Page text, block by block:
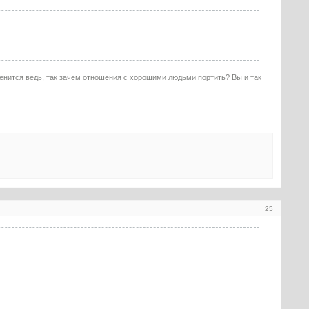
ведь, так зачем отношения с хорошими людьми портить? Вы и так
25